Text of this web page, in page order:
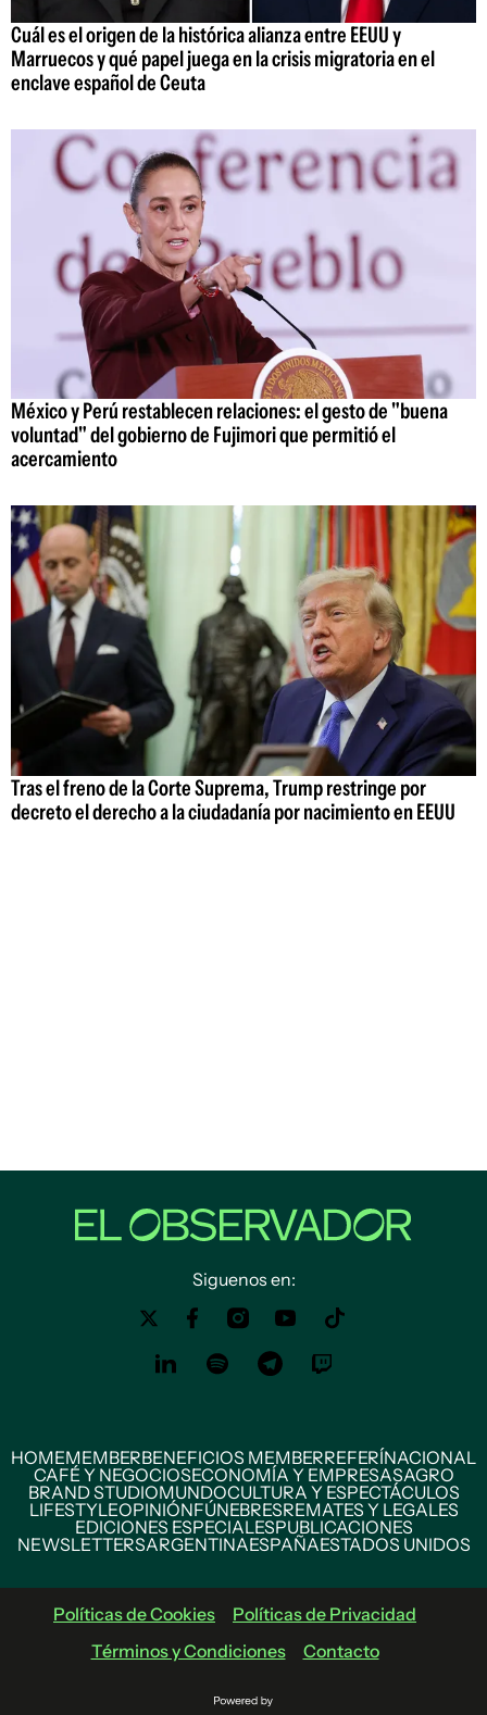
Cuál es el origen de la histórica alianza entre EEUU y
Marruecos y qué papel juega en la crisis migratoria en el
enclave español de Ceuta
México y Perú restablecen relaciones: el gesto de "buena
voluntad" del gobierno de Fujimori que permitió el
acercamiento
Tras el freno de la Corte Suprema, Trump restringe por
decreto el derecho a la ciudadanía por nacimiento en EEUU
Siguenos en:
HOMEMEMBERBENEFICIOS MEMBERREFERÍNACIONAL
CAFÉ Y NEGOCIOSECONOMÍA Y EMPRESASAGRO
BRAND STUDIOMUNDOCULTURA Y ESPECTÁCULOS
LIFESTYLEOPINIÓNFÚNEBRESREMATES Y LEGALES
EDICIONES ESPECIALESPUBLICACIONES
NEWSLETTERSARGENTINAESPAÑAESTADOS UNIDOS
Políticas de Cookies
Políticas de Privacidad
Términos y Condiciones
Contacto